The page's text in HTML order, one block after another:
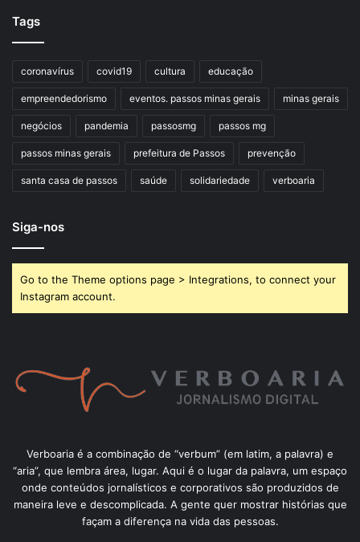
Tags
coronavírus covid19 cultura educação
empreendedorismo eventos. passos minas gerais minas gerais
negócios pandemia passosmg passos mg
passos minas gerais prefeitura de Passos prevenção
santa casa de passos saúde solidariedade verboaria
Siga-nos
Go to the Theme options page > Integrations, to connect your
Instagram account.
Verboaria é a combinação de “verbum” (em latim, a palavra) e
“aria”, que lembra área, lugar. Aqui é o lugar da palavra, um espaço
onde conteúdos jornalísticos e corporativos são produzidos de
maneira leve e descomplicada. A gente quer mostrar histórias que
façam a diferença na vida das pessoas.